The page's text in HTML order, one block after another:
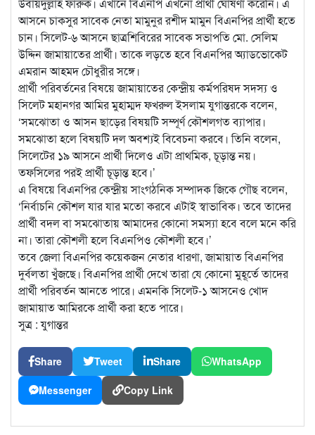
আসনে চাকসুর সাবেক নেতা মামুনুর রশীদ মামুন বিএনপির প্রার্থী হতে
চান। সিলেট-৬ আসনে ছাত্রশিবিরের সাবেক সভাপতি মো. সেলিম
উদ্দিন জামায়াতের প্রার্থী। তাকে লড়তে হবে বিএনপির অ্যাডভোকেট
এমরান আহমদ চৌধুরীর সঙ্গে।
প্রার্থী পরিবর্তনের বিষয়ে জামায়াতের কেন্দ্রীয় কর্মপরিষদ সদস্য ও
সিলেট মহানগর আমির মুহাম্মদ ফখরুল ইসলাম যুগান্তরকে বলেন,
‘সমঝোতা ও আসন ছাড়ের বিষয়টি সম্পূর্ণ কৌশলগত ব্যাপার।
সমঝোতা হলে বিষয়টি দল অবশ্যই বিবেচনা করবে। তিনি বলেন,
সিলেটের ১৯ আসনে প্রার্থী দিলেও এটা প্রাথমিক, চূড়ান্ত নয়।
তফসিলের পরই প্রার্থী চূড়ান্ত হবে।’
এ বিষয়ে বিএনপির কেন্দ্রীয় সাংগঠনিক সম্পাদক জিকে গৌছ বলেন,
‘নির্বাচনি কৌশল যার যার মতো করবে এটাই স্বাভাবিক। তবে তাদের
প্রার্থী বদল বা সমঝোতায় আমাদের কোনো সমস্যা হবে বলে মনে করি
না। তারা কৌশলী হলে বিএনপিও কৌশলী হবে।’
তবে জেলা বিএনপির কয়েকজন নেতার ধারণা, জামায়াত বিএনপির
দুর্বলতা খুঁজছে। বিএনপির প্রার্থী দেখে তারা যে কোনো মুহূর্তে তাদের
প্রার্থী পরিবর্তন আনতে পারে। এমনকি সিলেট-১ আসনেও খোদ
জামায়াত আমিরকে প্রার্থী করা হতে পারে।
সুত্র : যুগান্তর
Share Tweet Share WhatsApp
Messenger Copy Link